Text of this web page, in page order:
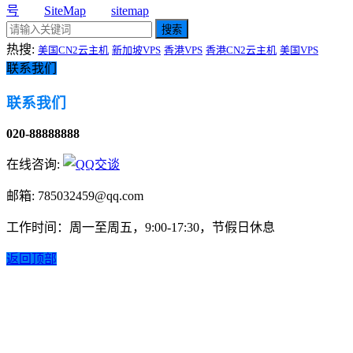
号 SiteMap sitemap
搜索
热搜: 美国CN2云主机 新加坡VPS 香港VPS 香港CN2云主机 美国VPS
联系我们
联系我们
020-88888888
在线咨询:
邮箱: 785032459@qq.com
工作时间：周一至周五，9:00-17:30，节假日休息
返回顶部